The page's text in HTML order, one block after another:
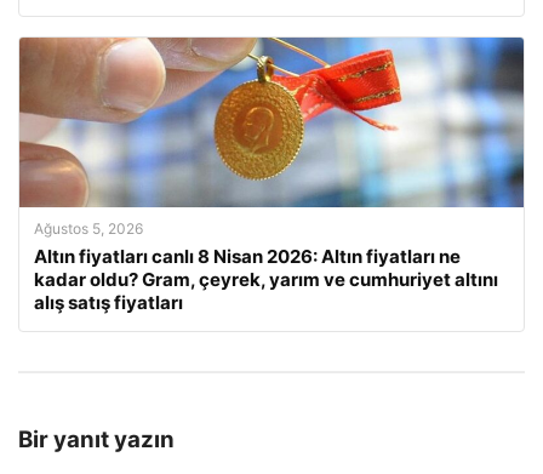
Ağustos 5, 2026
Altın fiyatları canlı 8 Nisan 2026: Altın fiyatları ne
kadar oldu? Gram, çeyrek, yarım ve cumhuriyet altını
alış satış fiyatları
Bir yanıt yazın